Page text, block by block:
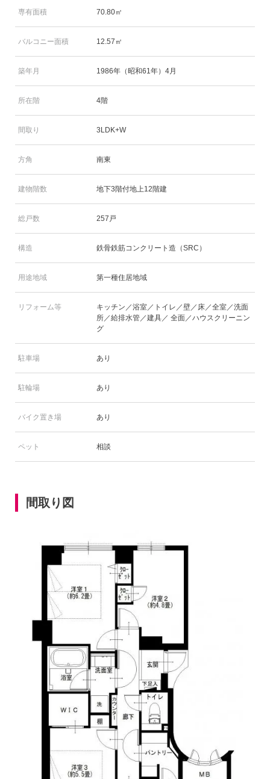
専有面積 70.80㎡
バルコニー面積 12.57㎡
築年月 1986年（昭和61年）4月
所在階 4階
間取り 3LDK+W
方角 南東
建物階数 地下3階付地上12階建
総戸数 257戸
構造 鉄骨鉄筋コンクリート造（SRC）
用途地域 第一種住居地域
リフォーム等
キッチン／浴室／トイレ／壁／床／全室／洗面
所／給排水管／建具／ 全面／ハウスクリーニン
グ
駐車場 あり
駐輪場 あり
バイク置き場 あり
ペット 相談
間取り図